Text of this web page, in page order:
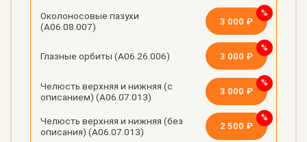
Околоносовые пазухи
(А06.08.007)
3 000 ₽
Глазные орбиты (А06.26.006) 3 000 ₽
Челюсть верхняя и нижняя (с
описанием) (А06.07.013)
3 000 ₽
Челюсть верхняя и нижняя (без
описания) (А06.07.013)
2 500 ₽